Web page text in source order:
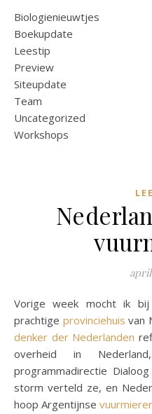
Biologienieuwtjes
Boekupdate
Leestip
Preview
Siteupdate
Team
Uncategorized
Workshops
april
Vorige week mocht ik
prachtige provinciehuis van
denker der Nederlanden
overheid in
programmadirectie
storm verteld ze, en
hoop Argentijnse